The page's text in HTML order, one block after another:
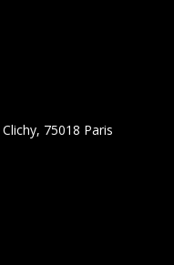
75018 Paris